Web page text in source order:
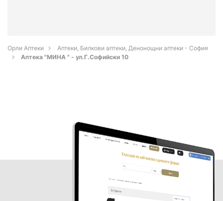
Орли Аптеки
Аптеки, Билкови аптеки, Денонощни аптеки - София
Аптека "МИНА " - ул.Г.Софийски 10